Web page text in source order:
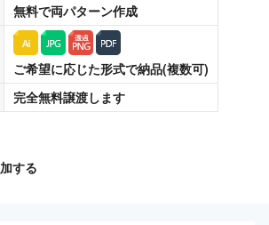
無料で両パターン作成
ご希望に応じた形式で納品(複数可)
完全無料譲渡します
する